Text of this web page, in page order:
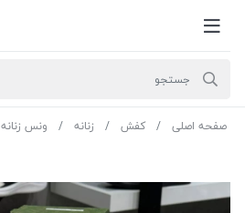
صفحه اصلی کفش زنانه ونس زنانه